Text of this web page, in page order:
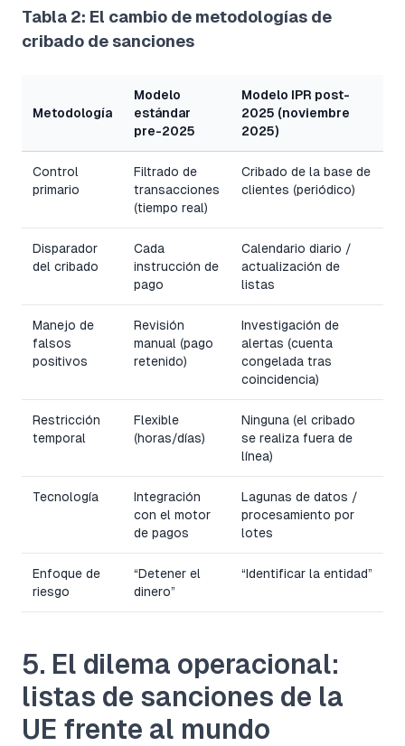
Tabla 2: El cambio de metodologías de
cribado de sanciones
Metodología
Modelo
estándar
pre-2025
Modelo IPR post-
2025 (noviembre
2025)
Control
primario
Filtrado de
transacciones
(tiempo real)
Cribado de la base de
clientes (periódico)
Disparador
del cribado
Cada
instrucción de
pago
Calendario diario /
actualización de
listas
Manejo de
falsos
positivos
Revisión
manual (pago
retenido)
Investigación de
alertas (cuenta
congelada tras
coincidencia)
Restricción
temporal
Flexible
(horas/días)
Ninguna (el cribado
se realiza fuera de
línea)
Tecnología
Integración
con el motor
de pagos
Lagunas de datos /
procesamiento por
lotes
Enfoque de
riesgo
“Detener el
dinero”
“Identificar la entidad”
5. El dilema operacional:
listas de sanciones de la
UE frente al mundo